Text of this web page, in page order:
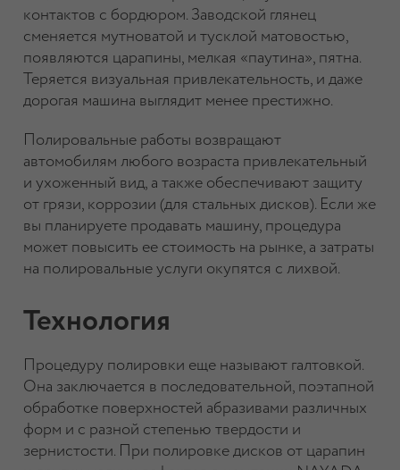
контактов с бордюром. Заводской глянец
сменяется мутноватой и тусклой матовостью,
появляются царапины, мелкая «паутина», пятна.
Теряется визуальная привлекательность, и даже
дорогая машина выглядит менее престижно.
Полировальные работы возвращают
автомобилям любого возраста привлекательный
и ухоженный вид, а также обеспечивают защиту
от грязи, коррозии (для стальных дисков). Если же
вы планируете продавать машину, процедура
может повысить ее стоимость на рынке, а затраты
на полировальные услуги окупятся с лихвой.
Технология
Процедуру полировки еще называют галтовкой.
Она заключается в последовательной, поэтапной
обработке поверхностей абразивами различных
форм и с разной степенью твердости и
зернистости. При полировке дисков от царапин